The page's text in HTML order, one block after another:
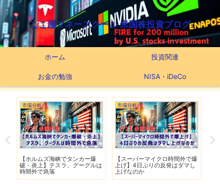
ここ屋マネースクール 米国株投資ブログ
ホーム 投資関連
お金の勉強 NISA・iDeCo
間外で爆
はダマし
つみたてNISA
【新NISAの投資先はこれだ】
つみたてNISA63ヶ月間の運用
実績
市場分析
【米軍が7夜連続でイラン攻
撃】イランは全面的攻勢作戦に
移行